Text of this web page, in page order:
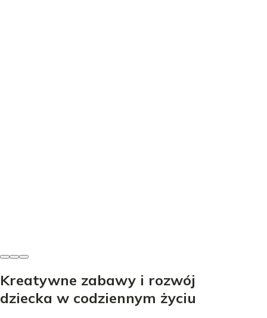
Kreatywne zabawy i rozwój
dziecka w codziennym życiu